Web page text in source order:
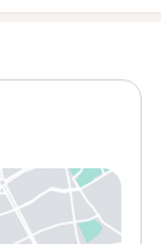
nueva